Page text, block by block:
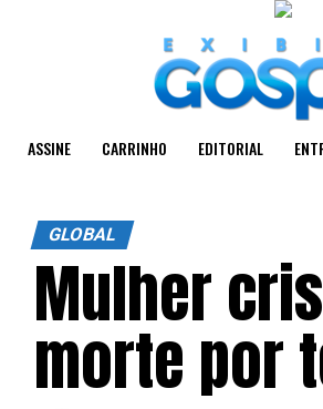
ASSINE CARRINHO EDITORIAL
GLOBAL
Mulher
morte por